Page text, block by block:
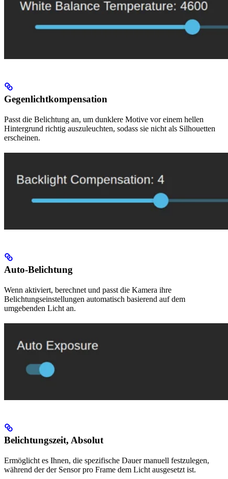
Gegenlichtkompensation
Passt die Belichtung an, um dunklere Motive vor einem hellen
Hintergrund richtig auszuleuchten, sodass sie nicht als Silhouetten
erscheinen.
Auto-Belichtung
Wenn aktiviert, berechnet und passt die Kamera ihre
Belichtungseinstellungen automatisch basierend auf dem
umgebenden Licht an.
Belichtungszeit, Absolut
Ermöglicht es Ihnen, die spezifische Dauer manuell festzulegen,
während der der Sensor pro Frame dem Licht ausgesetzt ist.